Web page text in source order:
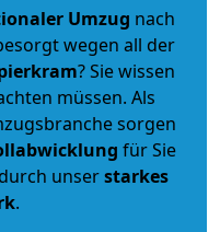
Umzug nach
wegen all der
? Sie wissen
müssen. Als
sorgen
für Sie
unserstarkes
.